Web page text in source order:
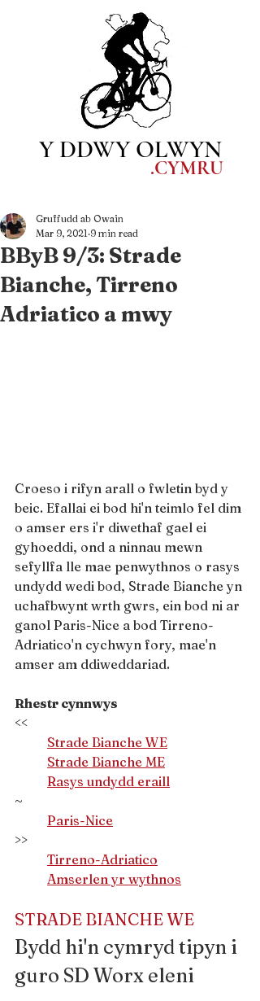
Y DDWY OLWYN
.CYMRU
BByB 9/3: Strade
Bianche, Tirreno
Adriatico a mwy
Gruffudd ab Owain
Mar 9, 2021 9 min read
Croeso i rifyn arall o fwletin byd y
beic. Efallai ei bod hi'n teimlo fel dim
o amser ers i'r diwethaf gael ei
gyhoeddi, ond a ninnau mewn
sefyllfa lle mae penwythnos o rasys
undydd wedi bod, Strade Bianche yn
uchafbwynt wrth gwrs, ein bod ni ar
ganol Paris-Nice a bod Tirreno-
Adriatico'n cychwyn fory, mae'n
amser am ddiweddariad.
Rhestr cynnwys
<<
Strade Bianche WE
Strade Bianche ME
Rasys undydd eraill
~
Paris-Nice
>>
Tirreno-Adriatico
Amserlen yr wythnos
STRADE BIANCHE WE
Bydd hi'n cymryd tipyn i
guro SD Worx eleni